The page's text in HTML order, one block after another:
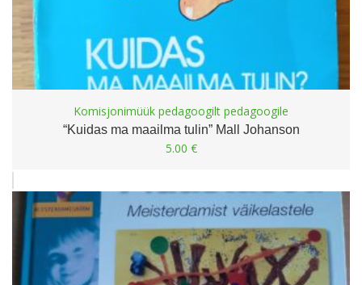
Komisjonimüük pedagoogilt pedagoogile
“Kuidas ma maailma tulin” Mall Johanson
5.00 €